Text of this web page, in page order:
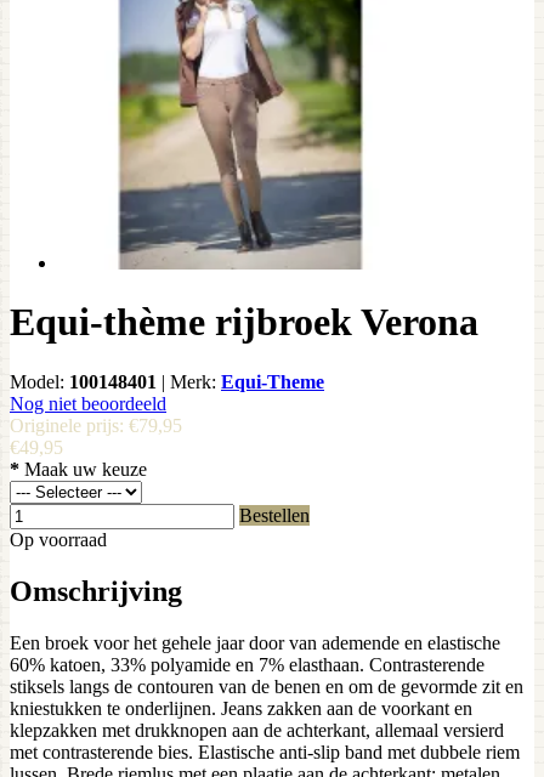
Equi-thème rijbroek Verona
Model: 100148401 | Merk: Equi-Theme
Nog niet beoordeeld
Originele prijs: €79,95
€49,95
* Maak uw keuze
Bestellen
Op voorraad
Omschrijving
Een broek voor het gehele jaar door van ademende en elastische
60% katoen, 33% polyamide en 7% elasthaan. Contrasterende
stiksels langs de contouren van de benen en om de gevormde zit en
kniestukken te onderlijnen. Jeans zakken aan de voorkant en
klepzakken met drukknopen aan de achterkant, allemaal versierd
met contrasterende bies. Elastische anti-slip band met dubbele riem